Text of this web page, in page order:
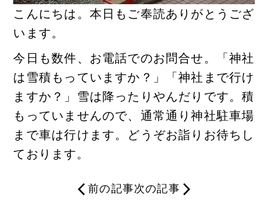
こんにちは。本日もご奉読ありがとうござ
います。
今日も数件、お電話でのお問合せ。「神社
は雪積もっていますか？」「神社まで行け
ますか？」雪は降ったりやんだりです。積
もっていませんので、通常通り神社駐車場
まで車は行けます。どうぞお詣りお待ちし
ております。
前の記事次の記事